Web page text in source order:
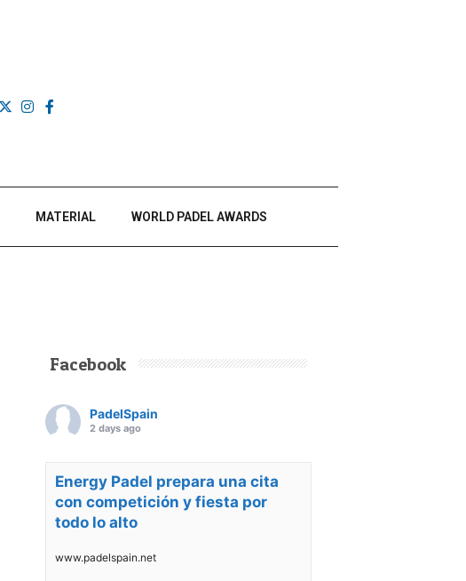
MATERIAL WORLD PADEL AWARDS
Facebook
PadelSpain
2 days ago
Energy Padel prepara una cita
con competición y fiesta por
todo lo alto
www.padelspain.net